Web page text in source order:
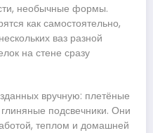
необычные формы.
как самостоятельно,
ваз разной
на стене сразу
вручную: плетёные
подсвечники. Они
теплом и домашней